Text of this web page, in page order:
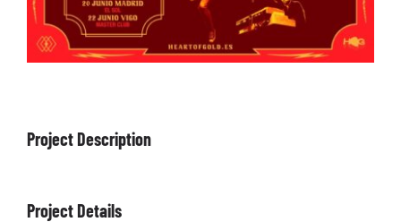
Project Description
Project Details